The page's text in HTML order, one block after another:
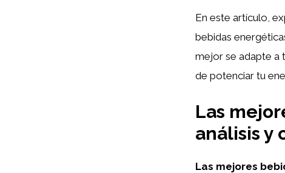
En este artículo,
bebidas
mejor se adapte a
de potenciar tu
Las
análisis y
Las mejores